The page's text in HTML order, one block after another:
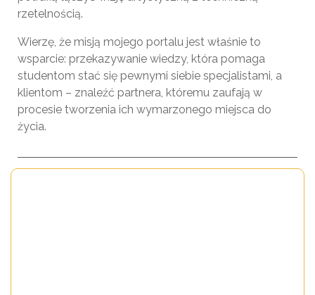
rzetelnością.
Wierzę, że misją mojego portalu jest właśnie to
wsparcie: przekazywanie wiedzy, która pomaga
studentom stać się pewnymi siebie specjalistami, a
klientom – znaleźć partnera, któremu zaufają w
procesie tworzenia ich wymarzonego miejsca do
życia.